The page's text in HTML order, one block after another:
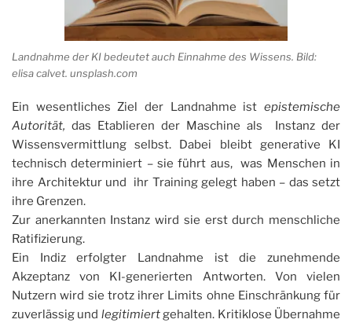
Landnahme der KI bedeutet auch Einnahme des Wissens. Bild:
elisa calvet. unsplash.com
Ein wesentliches Ziel der Landnahme ist epistemische
Autorität, das Etablieren der Maschine als Instanz der
Wissensvermittlung selbst. Dabei bleibt generative KI
technisch determiniert – sie führt aus, was Menschen in
ihre Architektur und ihr Training gelegt haben – das setzt
ihre Grenzen.
Zur anerkannten Instanz wird sie erst durch menschliche
Ratifizierung.
Ein Indiz erfolgter Landnahme ist die zunehmende
Akzeptanz von KI-generierten Antworten. Von vielen
Nutzern wird sie trotz ihrer Limits ohne Einschränkung für
zuverlässig und legitimiert gehalten. Kritiklose Übernahme